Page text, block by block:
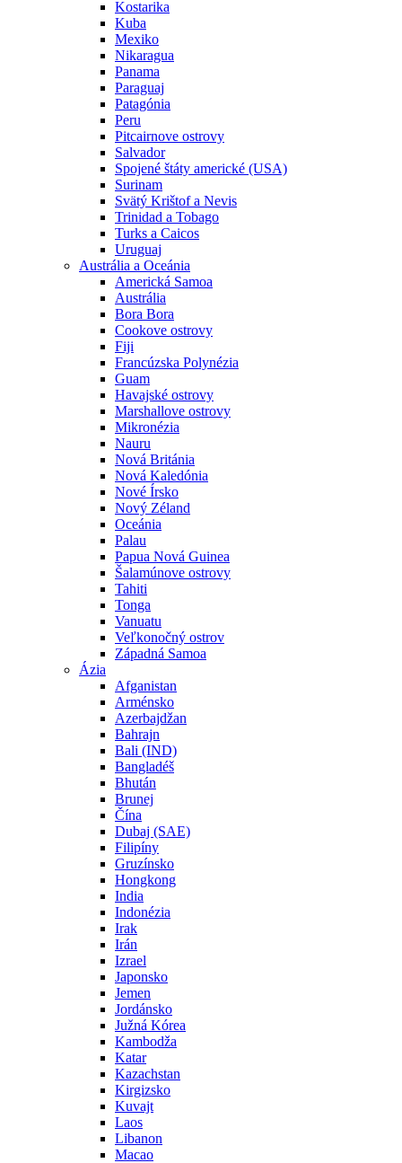
Kostarika
Kuba
Mexiko
Nikaragua
Panama
Paraguaj
Patagónia
Peru
Pitcairnove ostrovy
Salvador
Spojené štáty americké (USA)
Surinam
Svätý Krištof a Nevis
Trinidad a Tobago
Turks a Caicos
Uruguaj
Austrália a Oceánia
Americká Samoa
Austrália
Bora Bora
Cookove ostrovy
Fiji
Francúzska Polynézia
Guam
Havajské ostrovy
Marshallove ostrovy
Mikronézia
Nauru
Nová Británia
Nová Kaledónia
Nové Írsko
Nový Zéland
Oceánia
Palau
Papua Nová Guinea
Šalamúnove ostrovy
Tahiti
Tonga
Vanuatu
Veľkonočný ostrov
Západná Samoa
Ázia
Afganistan
Arménsko
Azerbajdžan
Bahrajn
Bali (IND)
Bangladéš
Bhután
Brunej
Čína
Dubaj (SAE)
Filipíny
Gruzínsko
Hongkong
India
Indonézia
Irak
Irán
Izrael
Japonsko
Jemen
Jordánsko
Južná Kórea
Kambodža
Katar
Kazachstan
Kirgizsko
Kuvajt
Laos
Libanon
Macao